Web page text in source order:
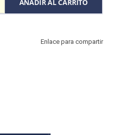
AÑADIR AL CARRITO
Enlace para compartir